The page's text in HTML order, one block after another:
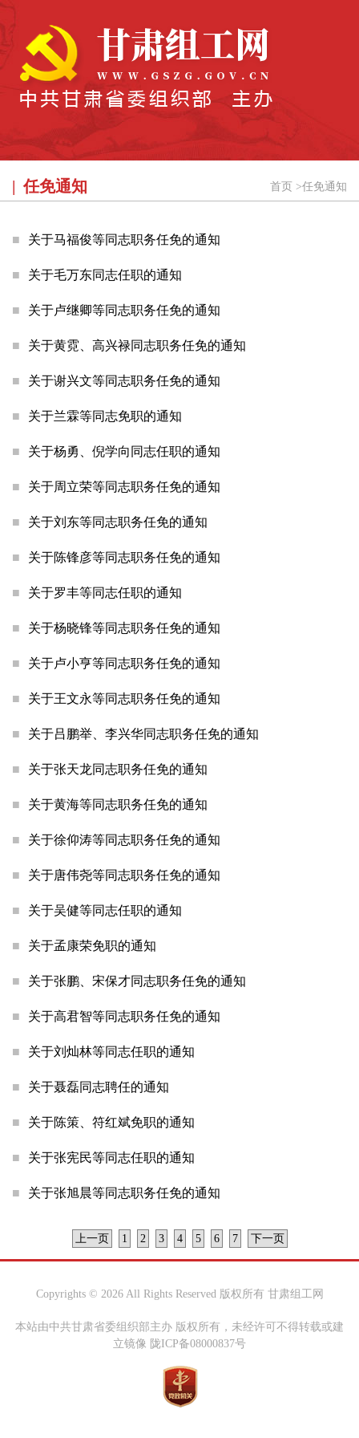
任免通知 首页 >任免通知
关于马福俊等同志职务任免的通知
关于毛万东同志任职的通知
关于卢继卿等同志职务任免的通知
关于黄霓、高兴禄同志职务任免的通知
关于谢兴文等同志职务任免的通知
关于兰霖等同志免职的通知
关于杨勇、倪学向同志任职的通知
关于周立荣等同志职务任免的通知
关于刘东等同志职务任免的通知
关于陈锋彦等同志职务任免的通知
关于罗丰等同志任职的通知
关于杨晓锋等同志职务任免的通知
关于卢小亨等同志职务任免的通知
关于王文永等同志职务任免的通知
关于吕鹏举、李兴华同志职务任免的通知
关于张天龙同志职务任免的通知
关于黄海等同志职务任免的通知
关于徐仰涛等同志职务任免的通知
关于唐伟尧等同志职务任免的通知
关于吴健等同志任职的通知
关于孟康荣免职的通知
关于张鹏、宋保才同志职务任免的通知
关于高君智等同志职务任免的通知
关于刘灿林等同志任职的通知
关于聂磊同志聘任的通知
关于陈策、符红斌免职的通知
关于张宪民等同志任职的通知
关于张旭晨等同志职务任免的通知
上一页 1 2 3 4 5 6 7 下一页
Copyrights © 2026 All Rights Reserved 版权所有 甘肃组工网
本站由中共甘肃省委组织部主办 版权所有，未经许可不得转载或建
立镜像 陇ICP备08000837号